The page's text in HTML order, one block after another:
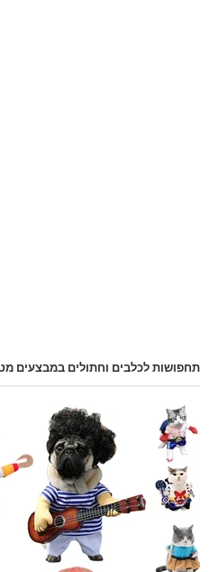
תחפושות לכלבים וחתולים במבצעים